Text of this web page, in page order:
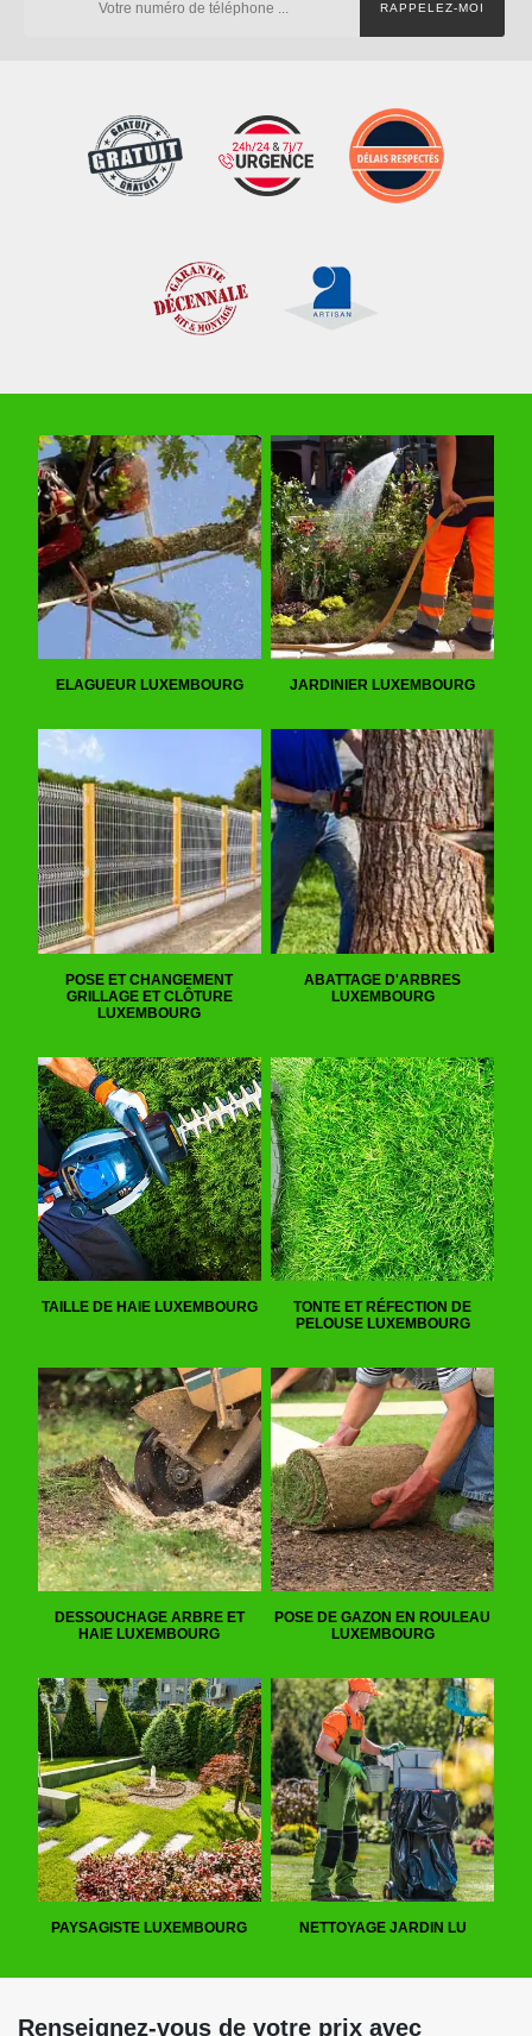
ELAGUEUR LUXEMBOURG JARDINIER LUXEMBOURG
POSE ET CHANGEMENT
GRILLAGE ET CLÔTURE
LUXEMBOURG
ABATTAGE D'ARBRES
LUXEMBOURG
TAILLE DE HAIE LUXEMBOURG
TONTE ET RÉFECTION DE
PELOUSE LUXEMBOURG
DESSOUCHAGE ARBRE ET
HAIE LUXEMBOURG
POSE DE GAZON EN ROULEAU
LUXEMBOURG
PAYSAGISTE LUXEMBOURG NETTOYAGE JARDIN LU
Renseignez-vous de votre prix avec